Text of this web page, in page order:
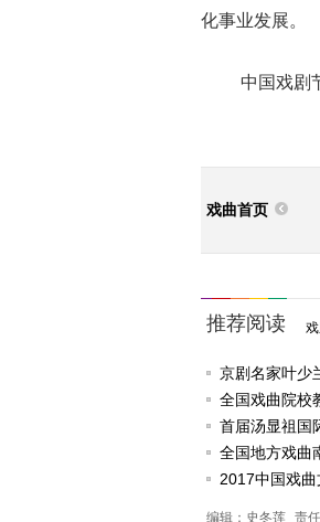
化事业发展。
中国戏剧节
戏曲首页
推荐阅读
京剧名家叶少
任
全国戏曲院校
戏《槐花谣》
首届汤显祖国
动
全国地方戏曲
2017中国戏
编辑：史冬莲 责